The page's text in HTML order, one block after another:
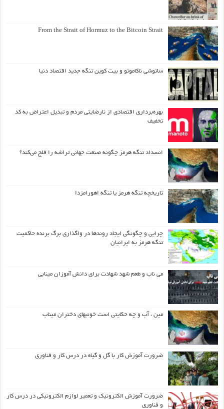
From the Strait of Hormuz to the Bitcoin Strait
ساتوشی ناکاموتو و بیت کوین تنگه جدید اقتصاد دنیا
بهره‌برداری اقتصادی از نارضایتی مردم و تبدیل اعتراض به کد
تخفیف
انسداد تنگه هرمز چگونه صنعت جهانی تراشه را فلج می‌کند؟
تاریخچه تنگه هرمز یا تنگه اهورامزدا
چرایی و چگونگی ایجاد روندها در واگذاری برگ برنده حاکمیت
تنگه هرمز به ایرانیان
می ناب و طعم شهد شهادت برای دانش آموزان مینابی
مین ، آب و چه حکایتی است خونبهای دختران میناب
ضرورت آموزش کار با گل و گیاه در درس کار و فناوری
ضرورت آموزش الکترونیک و تعمیر لوازم الکترونیکی در درس کار
و فناوری